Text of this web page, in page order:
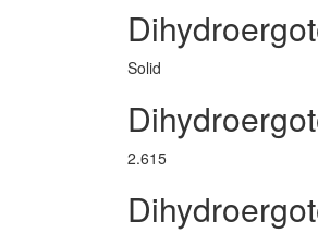
Solid
2.615